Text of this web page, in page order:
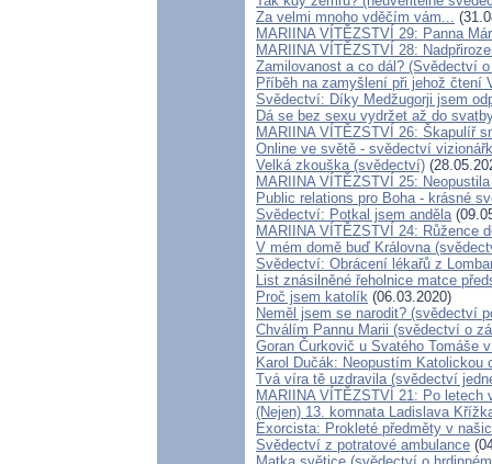
Za velmi mnoho vděčím vám...
MARIINA VÍTĚZSTVÍ 29: Panna
MARIINA VÍTĚZSTVÍ 28:
Zamilovanost a co dál? (Svědectví
Příběh na zamyšlení při jehož čtení
Svědectví: Díky Medžugorji jsem
Dá se bez sexu vydržet až do
MARIINA VÍTĚZSTVÍ 26: Škapulíř
Online ve světě - svědectví
Velká zkouška (svědectví)
MARIINA VÍTĚZSTVÍ 25:
Public relations pro Boha - krásné
Svědectví: Potkal jsem anděla
MARIINA VÍTĚZSTVÍ 24: Růžence
V mém domě buď Královna
Svědectví: Obrácení lékařů z
List znásilněné řeholnice matce
Proč jsem katolík (06.03.2020)
Neměl jsem se narodit? (svědectví
Chválím Pannu Marii (svědectví o
Goran Čurkovič u Svatého Tomáše
Karol Dučák: Neopustím Katolickou
Tvá víra tě uzdravila (svědectví
MARIINA VÍTĚZSTVÍ 21: Po
(Nejen) 13. komnata Ladislava
Exorcista: Prokleté předměty v
Svědectví z potratové ambulance